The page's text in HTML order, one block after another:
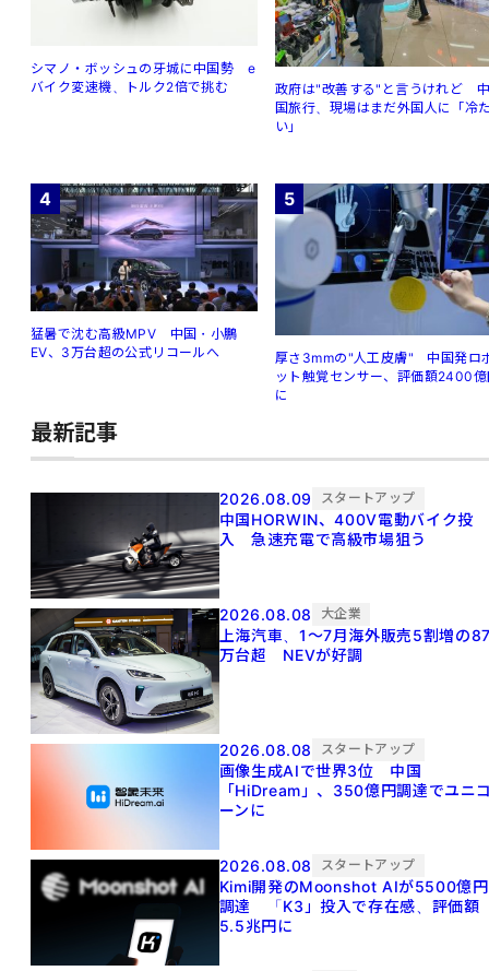
シマノ・ボッシュの牙城に中国勢 e
バイク変速機、トルク2倍で挑む
政府は"改善する"と言うけれど
国旅行、現場はまだ外国人に「冷
い」
4
猛暑で沈む高級MPV 中国・小鵬
EV、3万台超の公式リコールへ
5
厚さ3mmの"人工皮膚" 中国発ロ
ット触覚センサー、評価額2400
に
最新記事
2026.08.09 スタートアップ
中国HORWIN、400V電動バイク投
入 急速充電で高級市場狙う
2026.08.08 大企業
上海汽車、1～7月海外販売5割増の
万台超 NEVが好調
2026.08.08 スタートアップ
画像生成AIで世界3位 中国
「HiDream」、350億円調達でユニ
ーンに
2026.08.08 スタートアップ
Kimi開発のMoonshot AIが5500億円
調達 「K3」投入で存在感、評価額
5.5兆円に